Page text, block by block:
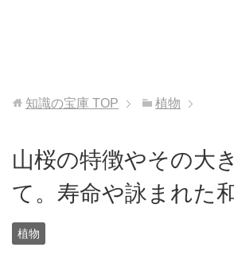
知識の宝庫 TOP 植物
山桜の特徴やその大
て。寿命や詠まれた
植物